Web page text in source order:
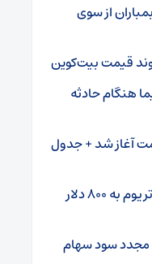
از سوی
قیمت بیت‌کوین
هنگام حادثه
آغاز شد + جدول
پیش‌بینی قیمت اتریوم / اتریوم به ۸۰۰ دلار
مجدد سود سهام